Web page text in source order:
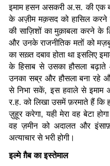
इमाम हसन असकरी अ.स. की एक
के अज़ीम मक़सद को हासिल करने
की साज़िशों का मुक़ाबला करने के
और उनके राजनीतिक मतों को
का सख़्त दबाव होता था इसलिए
के हिसाब से उसका हौसला
उनका सब्र और हौसला बना रहे
से निभा सकें, इस हवाले से इमाम
र.ह. को लिखा उसमें फ़रमाते हैं कि
ज़ुहूर करेगा, यही मेरा वह बेटा
वह ज़मीन को अदालत और
अत्याचार से भरी होगी।
इल्मे ग़ैब का इस्तेमाल